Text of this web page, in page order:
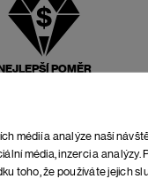
médií a analýze naší
média, inzerci a
toho, že používáte jejich
POMĚR